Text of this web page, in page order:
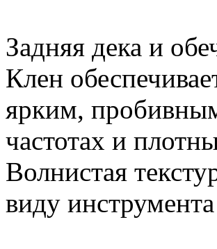
Задняя дека и
Клен
ярким,
частотах и
Волнистая
виду